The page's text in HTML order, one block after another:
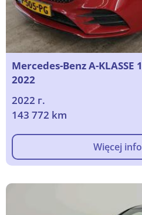
Mercedes-Benz A-KLASSE
2022
2022 г.
143 772 km
Więcej